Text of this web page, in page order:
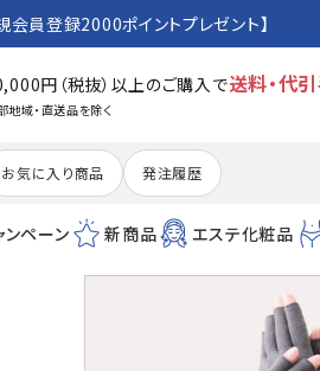
員登録2000ポイントプレゼント】
円（税抜）以上のご購入で送料・代
地域・直送品を除く
お気に入り商品 発注履歴
ンペーン 新商品 エステ化粧品